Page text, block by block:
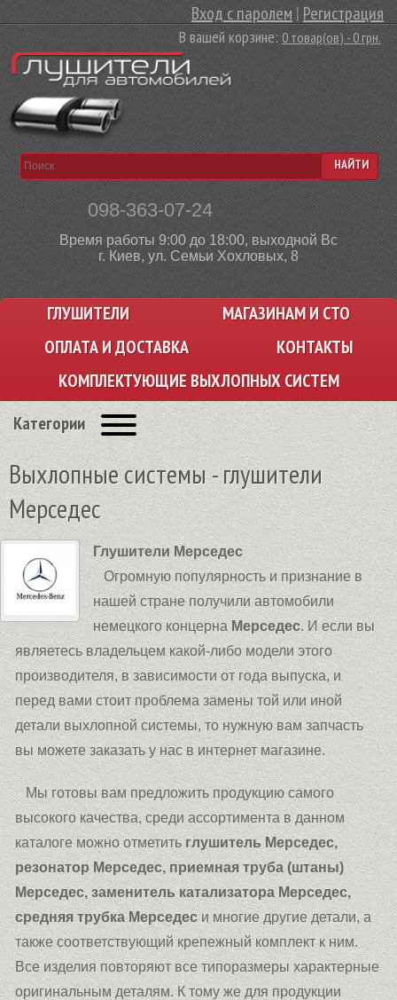
Вход с паролем |Регистрация
В вашей корзине:0 товар(ов) - 0 грн.
098-363-07-24
Время работы 9:00 до 18:00, выходной Вс
г. Киев, ул. Семьи Хохловых, 8
НАЙТИ
ГЛУШИТЕЛИ
МАГАЗИНАМ И СТО
ОПЛАТА И ДОСТАВКА
КОНТАКТЫ
КОМПЛЕКТУЮЩИЕ ВЫХЛОПНЫХ СИСТЕМ
Категории
Выхлопные системы - глушители
Мерседес
Глушители Мерседес
Огромную популярность и признание в
нашей стране получили автомобили
немецкого концернаМерседес. И если вы
являетесь владельцем какой-либо модели этого
производителя, в зависимости от года выпуска, и
перед вами стоит проблема замены той или иной
детали выхлопной системы, то нужную вам запчасть
вы можете заказать у нас в интернет магазине.
Мы готовы вам предложить продукцию самого
высокого качества, среди ассортимента в данном
каталоге можно отметить глушитель Мерседес,
резонатор Мерседес, приемная труба (штаны)
Мерседес, заменитель катализатора Мерседес,
средняя трубка Мерседеси многие другие детали, а
также соответствующий крепежный комплект к ним.
Все изделия повторяют все типоразмеры характерные
оригинальным деталям. К тому же для продукции